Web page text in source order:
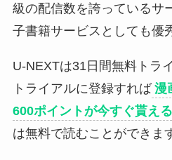
級の配信数を誇っているサ
子書籍サービスとしても優
U-NEXTは31日間無料トラ
トライアルに登録すれば 漫
600ポイントが今すぐ貰える
は無料で読むことができま